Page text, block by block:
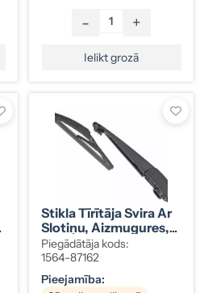
- +
Ielikt grozā
Stikla Tīrītāja Svira Ar
Slotiņu, Aizmugures,
Toyota Auris, 85241-
02070
Piegādātāja kods:
1564-87162
Pieejamība: